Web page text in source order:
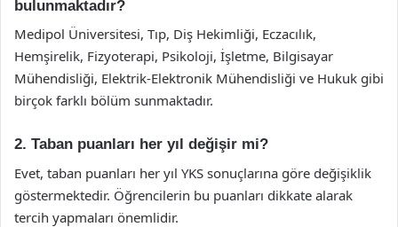
bulunmaktadır?
Medipol Üniversitesi, Tıp, Diş Hekimliği, Eczacılık,
Hemşirelik, Fizyoterapi, Psikoloji, İşletme, Bilgisayar
Mühendisliği, Elektrik-Elektronik Mühendisliği ve Hukuk gibi
birçok farklı bölüm sunmaktadır.
2. Taban puanları her yıl değişir mi?
Evet, taban puanları her yıl YKS sonuçlarına göre değişiklik
göstermektedir. Öğrencilerin bu puanları dikkate alarak
tercih yapmaları önemlidir.